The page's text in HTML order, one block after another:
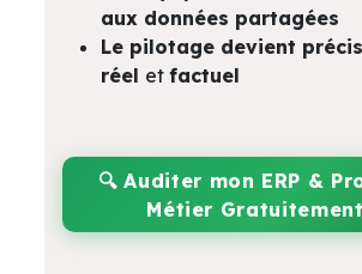
aux données partagées
Le pilotage devient
réel etfactuel
🔍Auditer mon ERP &
Métier